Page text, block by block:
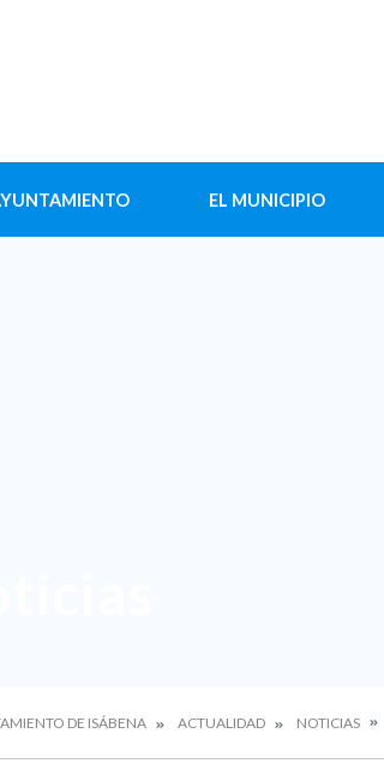
EL MUNICIPIO
DE ISÁBENA ACTUALIDAD NOTICIAS